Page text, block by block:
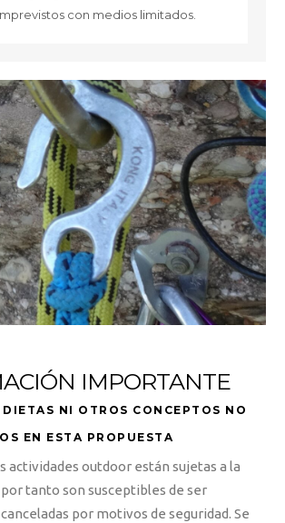
con medios limitados.
IMPORTANTE
NI OTROS CONCEPTOS NO
EN ESTA PROPUESTA
actividades outdoor están sujetas a la
tanto son susceptibles de ser
por motivos de seguridad. Se